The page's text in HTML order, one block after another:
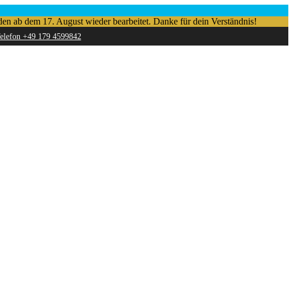
ab dem 17. August wieder bearbeitet. Danke für dein Verständnis!
+49 179 4599842